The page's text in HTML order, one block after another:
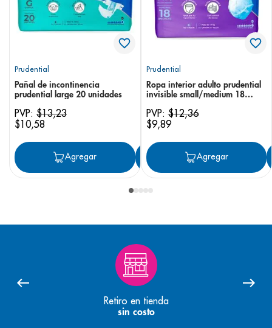
Prudential
Pañal de incontinencia
prudential large 20 unidades
PVP: $13,23
$10,58
Agregar Agregar
Prudential
Ropa interior adulto prudential
invisible small/medium 18
PVP:$12,36
$9,89
Agregar
Retiro en tienda
sin costo